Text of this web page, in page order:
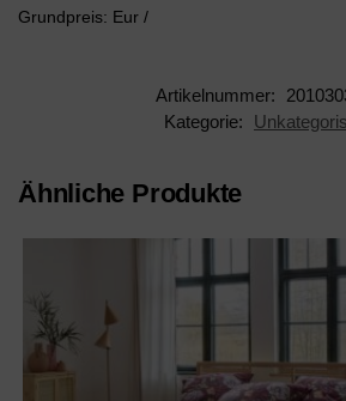
Grundpreis: Eur /
Artikelnummer:
Kategorie:
Ähnliche Produkte